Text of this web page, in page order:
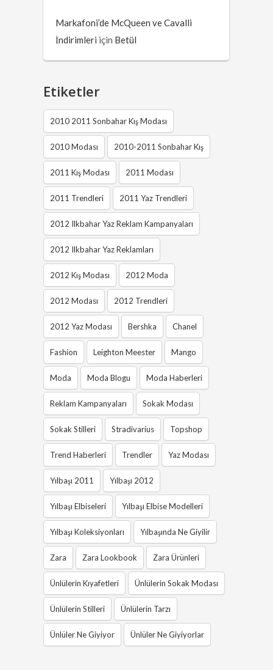
Markafoni’de McQueen ve Cavalli
İndirimleri için Betül
Etiketler
2010 2011 Sonbahar Kış Modası
2010 Modası 2010-2011 Sonbahar Kış
2011 Kış Modası 2011 Modası
2011 Trendleri 2011 Yaz Trendleri
2012 Ilkbahar Yaz Reklam Kampanyaları
2012 Ilkbahar Yaz Reklamları
2012 Kış Modası 2012 Moda
2012 Modası 2012 Trendleri
2012 Yaz Modası Bershka Chanel
Fashion Leighton Meester Mango
Moda Moda Blogu Moda Haberleri
Reklam Kampanyaları Sokak Modası
Sokak Stilleri Stradivarius Topshop
Trend Haberleri Trendler Yaz Modası
Yılbaşı 2011 Yılbaşı 2012
Yılbaşı Elbiseleri Yılbaşı Elbise Modelleri
Yılbaşı Koleksiyonları Yılbaşında Ne Giyilir
Zara Zara Lookbook Zara Ürünleri
Ünlülerin Kıyafetleri Ünlülerin Sokak Modası
Ünlülerin Stilleri Ünlülerin Tarzı
Ünlüler Ne Giyiyor Ünlüler Ne Giyiyorlar